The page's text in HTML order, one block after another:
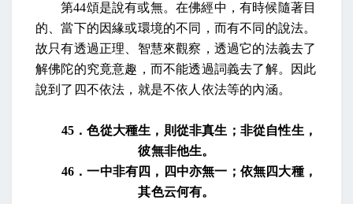
第44頌是說有或無。在佛經中，有時候隨著目
的、當下的因緣或環境的不同，而有不同的說法。
故只有透過正理、智慧來觀察，透過它的法義去了
解佛陀的究竟意趣，而不能透過詞義去了解。因此
說到了四不依法，就是不依人依法等的內涵。
45 ．色從大種生，則從非真生；非從自性生，
彼無非他生。
46 ．一中非有四，四中亦無一；依無四大種，
其色云何有。